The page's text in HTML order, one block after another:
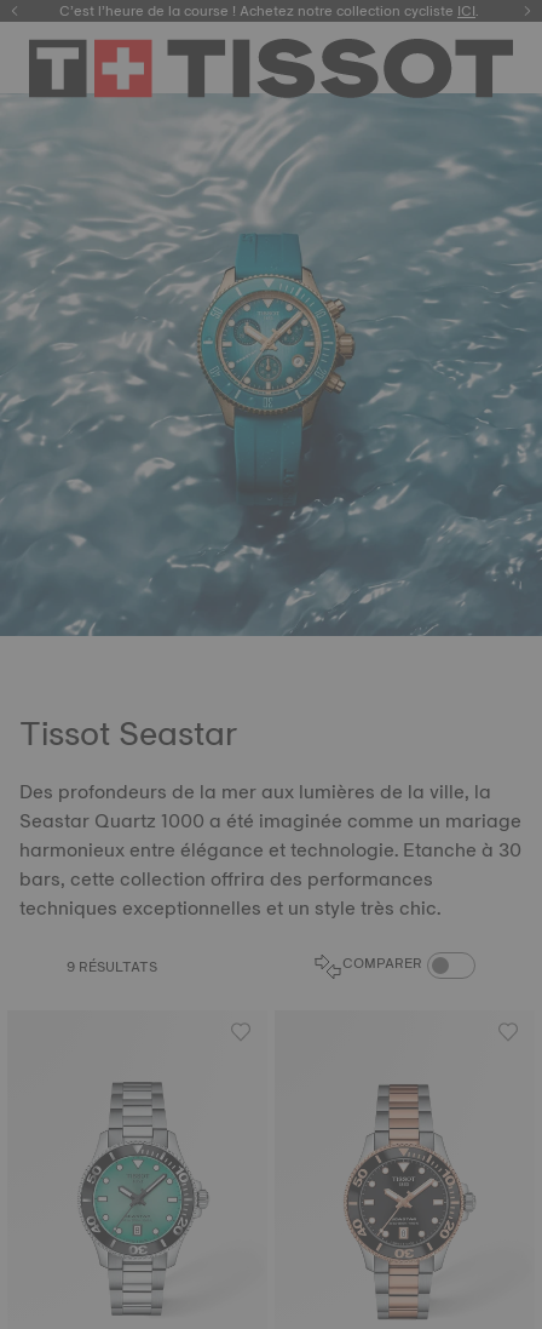
C’est l’heure de la course ! Achetez notre collection cycliste ICI.
Tissot Seastar
Des profondeurs de la mer aux lumières de la ville, la
Seastar Quartz 1000 a été imaginée comme un mariage
harmonieux entre élégance et technologie. Etanche à 30
bars, cette collection offrira des performances
techniques exceptionnelles et un style très chic.
9 RÉSULTATS COMPARER COMPARAISON